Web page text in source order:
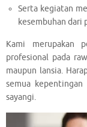
Serta kegiatan
kesembuhan dari
Kami merupakan
profesional pada
maupun lansia.
semua
sayangi.